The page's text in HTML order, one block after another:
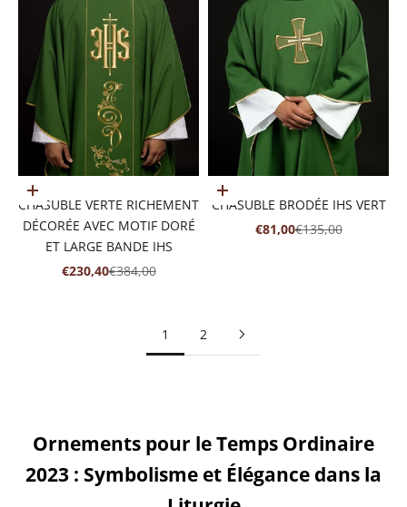
Ajouter au panier
CHASUBLE VERTE RICHEMENT
DÉCORÉE AVEC MOTIF DORÉ
ET LARGE BANDE IHS
PRIX DE VENTE
€230,40PRIX NORMAL
€384,00
Ajouter au panier
CHASUBLE BRODÉE IHS VERT
PRIX DE VENTE
€81,00PRIX NORMAL
€135,00
1 2
Ornements pour le Temps Ordinaire
2023 : Symbolisme et Élégance dans la